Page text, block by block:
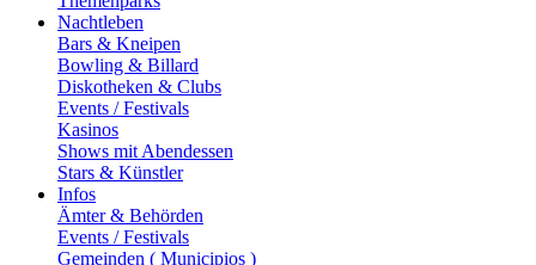
Nachtleben
Bars & Kneipen
Bowling & Billard
Diskotheken & Clubs
Events / Festivals
Kasinos
Shows mit Abendessen
Stars & Künstler
Infos
Ämter & Behörden
Events / Festivals
Gemeinden ( Municipios )